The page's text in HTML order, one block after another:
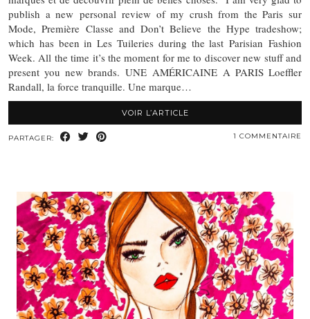
publish a new personal review of my crush from the Paris sur
Mode, Première Classe and Don’t Believe the Hype tradeshow;
which has been in Les Tuileries during the last Parisian Fashion
Week. All the time it’s the moment for me to discover new stuff and
present you new brands. UNE AMÉRICAINE A PARIS Loeffler
Randall, la force tranquille. Une marque…
VOIR L’ARTICLE
PARTAGER: 1 COMMENTAIRE